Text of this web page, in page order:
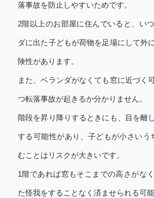
落事故を防止しやすいためです。
2階以上のお部屋に住んでいると、い
ダに出た子どもが荷物を足場にして外
険性があります。
また、ベランダがなくても窓に近づく
つ転落事故が起きるか分かりません。
階段を昇り降りするときにも、目を離
する可能性があり、子どもが小さいう
むことはリスクが大きいです。
1階であれば窓もそこまでの高さがな
た怪我をすることなく済ませられる可